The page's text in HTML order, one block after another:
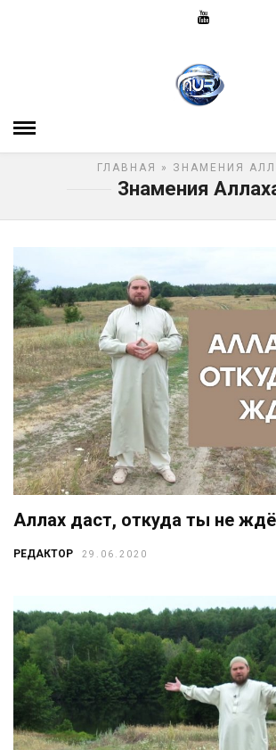
ГЛАВНАЯ » ЗНАМЕНИЯ
Знамения
Аллах даст, откуда ты не
РЕДАКТОР 29.06.2020